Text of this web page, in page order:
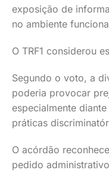
exposição de
no ambiente
O TRF1 considerou
Segundo o voto, a
poderia provocar
especialmente
práticas
O acórdão
pedido